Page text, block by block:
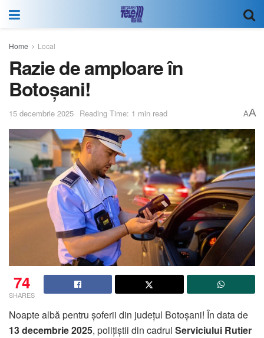
Home Local
Razie de amploare în
Botoșani!
15 decembrie 2025 Reading Time: 1 min read AA
74
SHARES
Noapte albă pentru șoferii din județul Botoșani! În data de
13 decembrie 2025, polițiștii din cadrul Serviciului Rutier